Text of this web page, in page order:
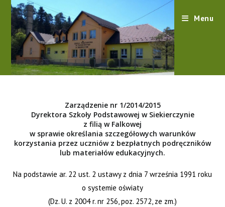
content
Menu
Zarządzenie nr 1/2014/2015
Dyrektora Szkoły Podstawowej w Siekierczynie
z filią w Falkowej
w sprawie określania szczegółowych warunków
korzystania przez uczniów z bezpłatnych podręczników
lub materiałów edukacyjnych.
Na podstawie ar. 22 ust. 2 ustawy z dnia 7 września 1991 roku
o systemie oświaty
(Dz. U. z 2004 r. nr 256, poz. 2572, ze zm.)